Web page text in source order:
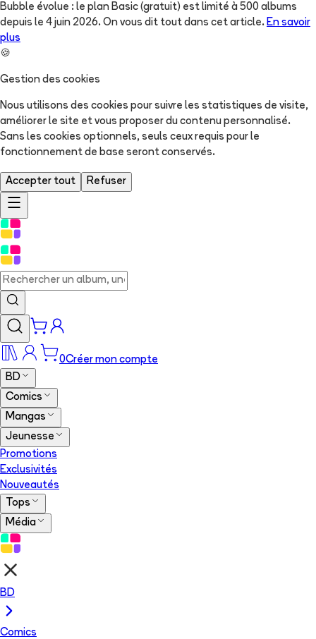
Bubble évolue : le plan Basic (gratuit) est limité à 500 albums
depuis le 4 juin 2026. On vous dit tout dans cet article. En savoir
plus
🍪
Gestion des cookies
Nous utilisons des cookies pour suivre les statistiques de visite,
améliorer le site et vous proposer du contenu personnalisé.
Sans les cookies optionnels, seuls ceux requis pour le
fonctionnement de base seront conservés.
Accepter tout Refuser
0Créer mon compte
BD
Comics
Mangas
Jeunesse
Promotions
Exclusivités
Nouveautés
Tops
Média
BD
Comics